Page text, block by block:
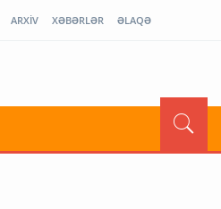
ARXİV XƏBƏRLƏR ƏLAQƏ